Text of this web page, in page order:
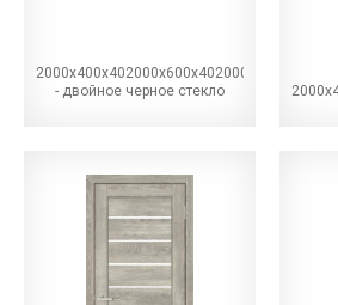
- двойное черное стекло